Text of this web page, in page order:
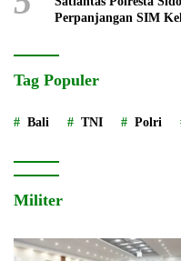
Perpanjangan SIM
Tag Populer
Bali TNI Polri
Militer